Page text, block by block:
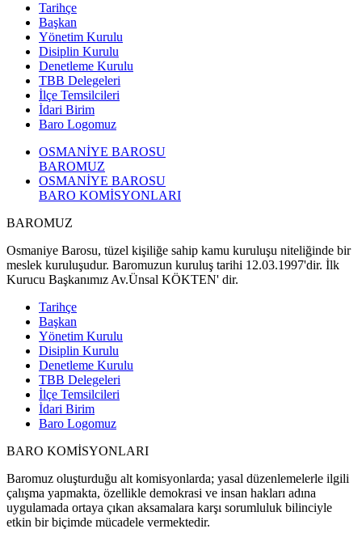
Tarihçe
Başkan
Yönetim Kurulu
Disiplin Kurulu
Denetleme Kurulu
TBB Delegeleri
İlçe Temsilcileri
İdari Birim
Baro Logomuz
OSMANİYE BAROSU
BAROMUZ
OSMANİYE BAROSU
BARO KOMİSYONLARI
BAROMUZ
Osmaniye Barosu, tüzel kişiliğe sahip kamu kuruluşu niteliğinde bir
meslek kuruluşudur. Baromuzun kuruluş tarihi 12.03.1997'dir. İlk
Kurucu Başkanımız Av.Ünsal KÖKTEN' dir.
Tarihçe
Başkan
Yönetim Kurulu
Disiplin Kurulu
Denetleme Kurulu
TBB Delegeleri
İlçe Temsilcileri
İdari Birim
Baro Logomuz
BARO KOMİSYONLARI
Baromuz oluşturduğu alt komisyonlarda; yasal düzenlemelerle ilgili
çalışma yapmakta, özellikle demokrasi ve insan hakları adına
uygulamada ortaya çıkan aksamalara karşı sorumluluk bilinciyle
etkin bir biçimde mücadele vermektedir.